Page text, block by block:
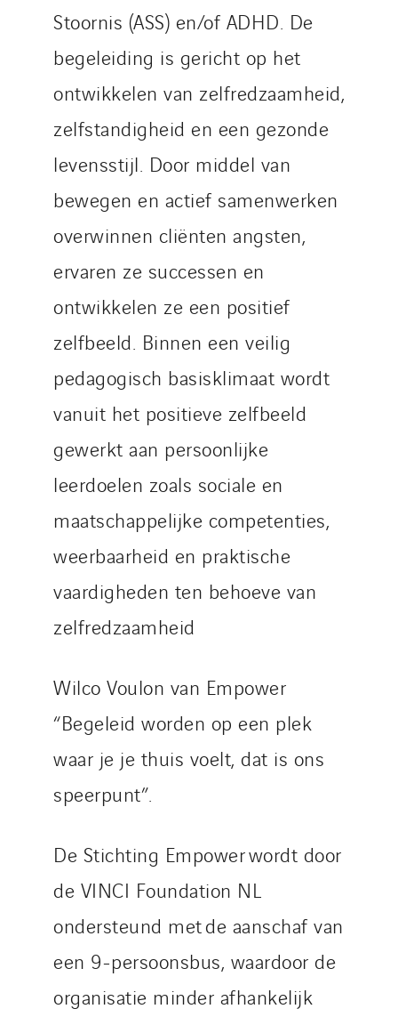
Stoornis (ASS) en/of ADHD. De
begeleiding is gericht op het
ontwikkelen van zelfredzaamheid,
zelfstandigheid en een gezonde
levensstijl. Door middel van
bewegen en actief samenwerken
overwinnen cliënten angsten,
ervaren ze successen en
ontwikkelen ze een positief
zelfbeeld. Binnen een veilig
pedagogisch basisklimaat wordt
vanuit het positieve zelfbeeld
gewerkt aan persoonlijke
leerdoelen zoals sociale en
maatschappelijke competenties,
weerbaarheid en praktische
vaardigheden ten behoeve van
zelfredzaamheid
Wilco Voulon van Empower
“Begeleid worden op een plek
waar je je thuis voelt, dat is ons
speerpunt”.
De Stichting Empower wordt door
de VINCI Foundation NL
ondersteund met de aanschaf van
een 9-persoonsbus, waardoor de
organisatie minder afhankelijk